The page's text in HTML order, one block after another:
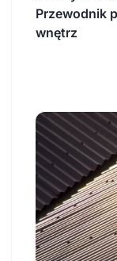
Przewodnik
wnętrz